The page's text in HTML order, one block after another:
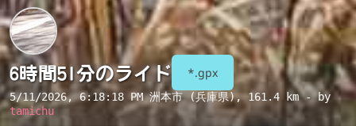
6時間51分のライド *.gpx
5/11/2026, 6:18:18 PM洲本市 (兵庫県), 161.4 km - by
tamichu